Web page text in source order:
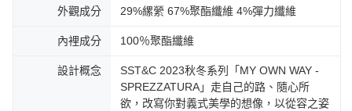
外觀成分 29%縲縈 67%聚酯纖維 4%彈力纖維
內裡成分 100％聚酯纖維
設計概念
SST&C 2023秋冬系列「MY OWN WAY -
SPREZZATURA」走自己的路、隨心所
欲，改寫你對義式美學的想像，以從容之姿